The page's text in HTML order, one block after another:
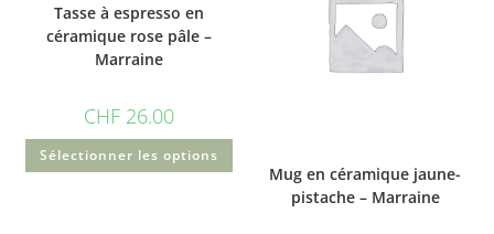
Tasse à espresso en
céramique rose pâle –
Marraine
CHF 26.00
Sélectionner les options
Mug en céramique jaune-
pistache – Marraine